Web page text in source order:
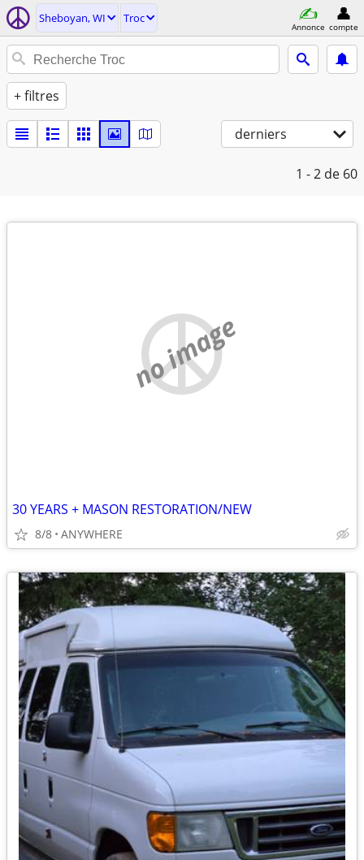
Sheboyan, WI Troc
Annonce compte
+ filtres
derniers
1 - 2 de 60
no image
30 YEARS + MASON RESTORATION/NEW
8/8 ANYWHERE